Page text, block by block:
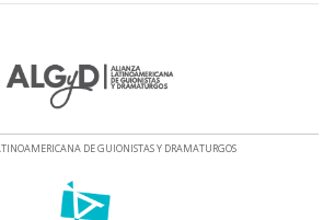
DE GUIONISTAS Y DRAMATURGOS